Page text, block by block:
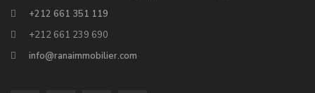
+212 661 351 119
+212 661 239 690
info@ranaimmobilier.com